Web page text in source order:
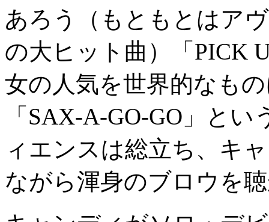
あろう（もともとはア
の大ヒット曲）「PICK
女の人気を世界的なも
「SAX-A-GO-GO」と
ィエンスは総立ち、キ
ながら渾身のブロウを